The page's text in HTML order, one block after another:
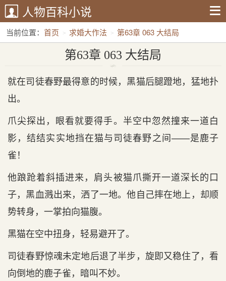
人物百科小说
当前位置： 首页 求婚大作法 第63章 063 大结局
第63章 063 大结局
就在司徒春野最得意的时候，黑猫后腿蹬地，猛地扑
出。
爪尖探出，眼看就要得手。半空中忽然撞来一道白
影，结结实实地挡在猫与司徒春野之间——是鹿子
雀！
他踉跄着斜插进来，肩头被猫爪撕开一道深长的口
子，黑血溅出来，洒了一地。他自己摔在地上，却顺
势转身，一掌拍向猫腹。
黑猫在空中扭身，轻易避开了。
司徒春野惊魂未定地后退了半步，旋即又稳住了，看
向倒地的鹿子雀，暗叫不妙。